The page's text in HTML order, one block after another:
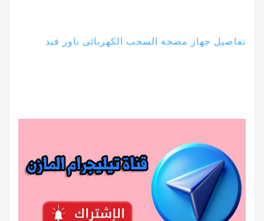
تفاصيل جهاز مضخة السحب الكهربائى باور فيد